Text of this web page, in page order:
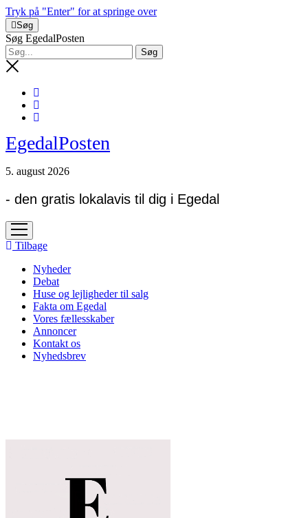
Tryk på "Enter" for at springe over
Søg
Søg EgedalPosten
EgedalPosten
5. august 2026
- den gratis lokalavis til dig i Egedal
open
menu
Tilbage
Nyheder
Debat
Huse og lejligheder til salg
Fakta om Egedal
Vores fællesskaber
Annoncer
Kontakt os
Nyhedsbrev